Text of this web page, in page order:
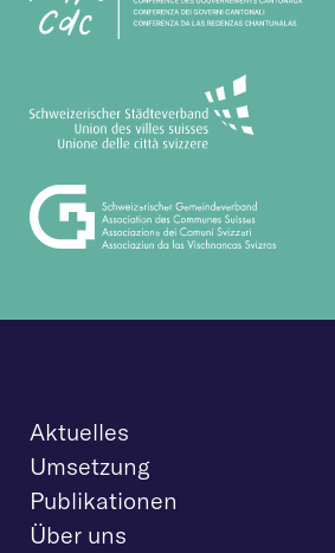
Aktuelles
Umsetzung
Publikationen
Über uns